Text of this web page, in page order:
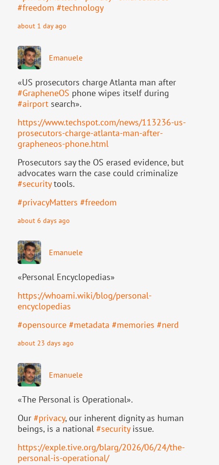
#freedom #technology
about 1 day ago
Emanuele
«US prosecutors charge Atlanta man after
#GrapheneOS phone wipes itself during
#airport search».
https://www.techspot.com/news/113236-us-
prosecutors-charge-atlanta-man-after-
grapheneos-phone.html
Prosecutors say the OS erased evidence, but
advocates warn the case could criminalize
#securitytools.
#privacyMatters #freedom
about 6 days ago
Emanuele
«Personal Encyclopedias»
https://whoami.wiki/blog/personal-
encyclopedias
#opensource #metadata #memories #nerd
about 23 days ago
Emanuele
«The Personal is Operational».
Our #privacy, our inherent dignity as human
beings, is a national #securityissue.
https://exple.tive.org/blarg/2026/06/24/the-
personal-is-operational/